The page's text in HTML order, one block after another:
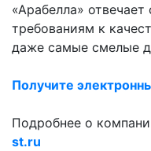
«Арабелла»
требованиям к
даже самые смелые
Получите
Подробнее о
st.ru